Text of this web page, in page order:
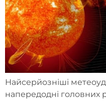
Найсерйозніші
напередодні головних